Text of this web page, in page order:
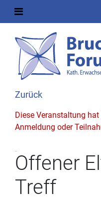
Zurück
Diese Veranstaltung
Anmeldung oder
Offener
Treff